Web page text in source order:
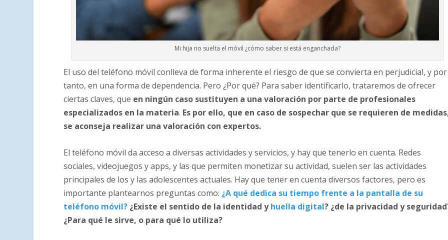
Mi hija no suelta el móvil ¿cómo saber si está enganchada?
El uso del teléfono móvil conlleva de forma inherente el riesgo de que se convierta en perjudicial, y por
tanto, en una forma de dependencia. Pero ¿Por qué? Para saber identificarlo, trataremos de ofrecer
ciertas claves, que en ningún caso sustituyen a una valoración por parte de profesionales
especializados en la materia. Es por ello, que en caso de sospechar que se requieren de
se aconseja realizar una valoración con expertos.
El teléfono móvil da acceso a diversas actividades y servicios, y hay que tenerlo en cuenta. Redes
sociales, videojuegos y apps, y las que permiten monetizar su actividad, suelen ser las actividades
principales de los y las adolescentes actuales. Hay que tener en cuenta diversos factores, pero es
importante plantearnos preguntas como: ¿A qué dedica su tiempo frente a la pantalla de su
teléfono móvil? ¿Existe el sentido de la identidad yhuella digital? ¿de la privacidad y
¿Para qué le sirve, o para qué lo utiliza?